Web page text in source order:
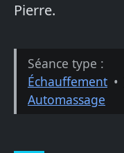
Pierre.
Séance type :
Échauffement •
Automassage